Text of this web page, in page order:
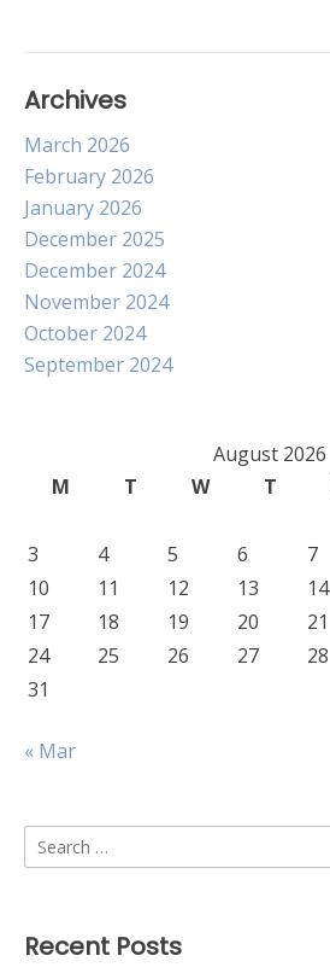
Archives
March 2026
February 2026
January 2026
December 2025
December 2024
November 2024
October 2024
September 2024
August 2026
M
T W T
3
4 5 6 7
10
11 12 13 14
17
18 19 20 21
24
25 26 27 28
31
« Mar
Search
for:
Recent Posts